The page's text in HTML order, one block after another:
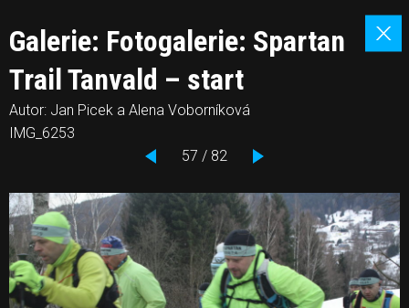
Galerie: Fotogalerie: Spartan
Trail Tanvald – start
Autor: Jan Picek a Alena Voborníková
IMG_6253
57 / 82